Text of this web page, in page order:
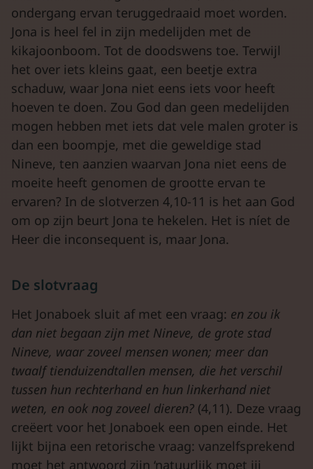
ondergang ervan teruggedraaid moet worden.
Jona is heel fel in zijn medelijden met de
kikajoonboom. Tot de doodswens toe. Terwijl
het over iets kleins gaat, een beetje extra
schaduw, waar Jona niet eens iets voor heeft
hoeven te doen. Zou God dan geen medelijden
mogen hebben met iets dat vele malen groter is
dan een boompje, met die geweldige stad
Nineve, ten aanzien waarvan Jona niet eens de
moeite heeft genomen de grootte ervan te
ervaren? In de slotverzen 4,10-11 is het aan God
om op zijn beurt Jona te hekelen. Het is níet de
Heer die inconsequent is, maar Jona.
De slotvraag
Het Jonaboek sluit af met een vraag: en zou ik
dan niet begaan zijn met Nineve, de grote stad
Nineve, waar zoveel mensen wonen; meer dan
twaalf tienduizendtallen mensen, die het verschil
tussen hun rechterhand en hun linkerhand niet
weten, en ook nog zoveel dieren? (4,11). Deze vraag
creëert voor het Jonaboek een open einde. Het
lijkt bijna een retorische vraag: vanzelfsprekend
moet het antwoord zijn ‘natuurlijk moet jij